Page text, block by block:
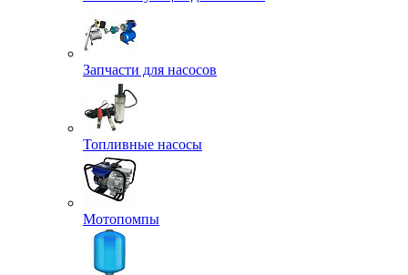
Запчасти для насосов
Топливные насосы
Мотопомпы